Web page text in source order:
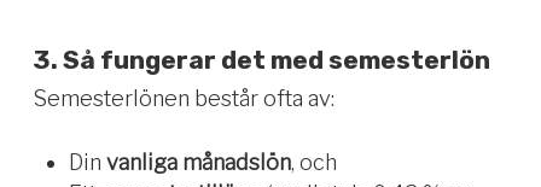
3. Så fungerar det med semesterlön
Semesterlönen består ofta av:
Din vanliga månadslön, och